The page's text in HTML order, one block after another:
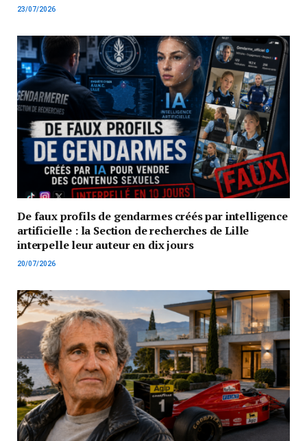
23/07/2026
De faux profils de gendarmes créés par intelligence
artificielle : la Section de recherches de Lille
interpelle leur auteur en dix jours
20/07/2026